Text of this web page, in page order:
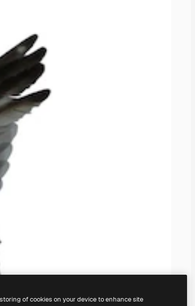
of cookies on your device to enhance site